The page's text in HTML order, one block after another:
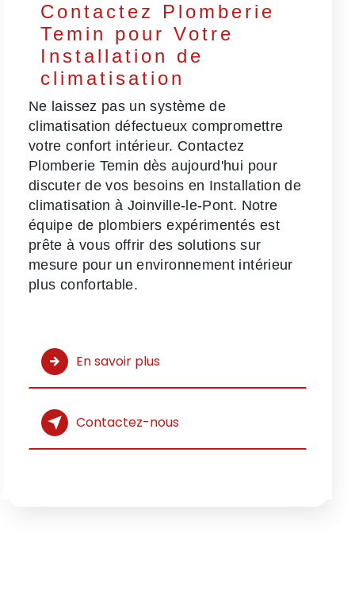
Contactez Plomberie
Temin pour Votre
Installation de
climatisation
Ne laissez pas un système de
climatisation défectueux compromettre
votre confort intérieur. Contactez
Plomberie Temin dès aujourd'hui pour
discuter de vos besoins en Installation de
climatisation à Joinville-le-Pont. Notre
équipe de plombiers expérimentés est
prête à vous offrir des solutions sur
mesure pour un environnement intérieur
plus confortable.
En savoir plus
Contactez-nous